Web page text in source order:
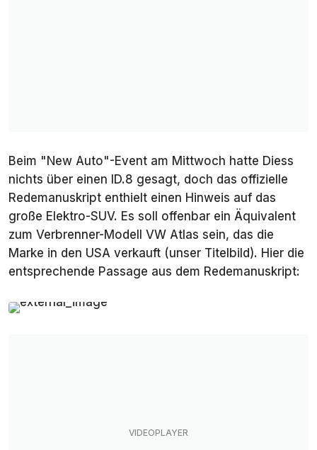
Beim "New Auto"-Event am Mittwoch hatte Diess
nichts über einen ID.8 gesagt, doch das offizielle
Redemanuskript enthielt einen Hinweis auf das
große Elektro-SUV. Es soll offenbar ein Äquivalent
zum Verbrenner-Modell VW Atlas sein, das die
Marke in den USA verkauft (unser Titelbild). Hier die
entsprechende Passage aus dem Redemanuskript: